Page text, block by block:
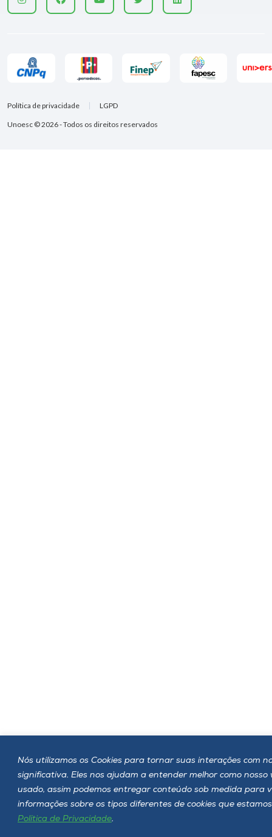
Nós utilizamos os Cookies para tornar suas interações com
significativa. Eles nos ajudam a entender melhor como nosso
usado, assim podemos entregar conteúdo sob medida para
informações sobre os tipos diferentes de cookies que
Política de Privacidade.
Unoesc © 2026 - Todos os direitos reservados
Política de privacidade LGPD